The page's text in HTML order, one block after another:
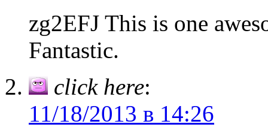
zg2EFJ This is one
Fantastic.
click here:
11/18/2013 в 14:26